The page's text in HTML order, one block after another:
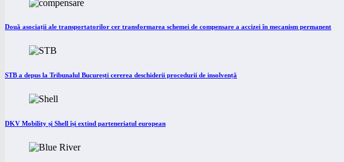
Două asociații ale transportatorilor cer transformarea schemei de compensare a accizei în mecanism permanent
STB a depus la Tribunalul București cererea deschiderii procedurii de insolvență
DKV Mobility și Shell își extind parteneriatul european